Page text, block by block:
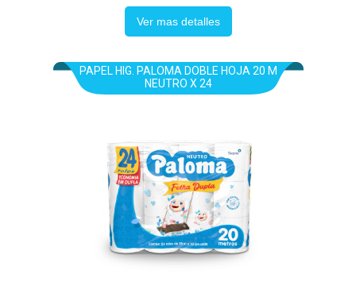
Ver mas detalles
PAPEL HIG. PALOMA DOBLE HOJA 20 M
NEUTRO X 24